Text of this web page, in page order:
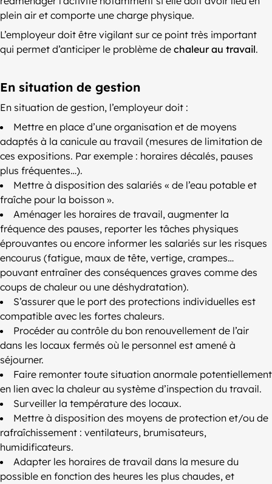
plein air et comporte une charge physique.
L’employeur doit être vigilant sur ce point très important
qui permet d’anticiper le problème de chaleur au travail.
En situation de gestion
En situation de gestion, l’employeur doit :
Mettre en place d’une organisation et de moyens
adaptés à la canicule au travail (mesures de limitation de
ces expositions. Par exemple : horaires décalés, pauses
plus fréquentes…).
Mettre à disposition des salariés « de l’eau potable et
fraîche pour la boisson ».
Aménager les horaires de travail, augmenter la
fréquence des pauses, reporter les tâches physiques
éprouvantes ou encore informer les salariés sur les risques
encourus (fatigue, maux de tête, vertige, crampes…
pouvant entraîner des conséquences graves comme des
coups de chaleur ou une déshydratation).
S’assurer que le port des protections individuelles est
compatible avec les fortes chaleurs.
Procéder au contrôle du bon renouvellement de l’air
dans les locaux fermés où le personnel est amené à
séjourner.
Faire remonter toute situation anormale potentiellement
en lien avec la chaleur au système d’inspection du travail.
Surveiller la température des locaux.
Mettre à disposition des moyens de protection et/ou de
rafraîchissement : ventilateurs, brumisateurs,
humidificateurs.
Adapter les horaires de travail dans la mesure du
possible en fonction des heures les plus chaudes, et